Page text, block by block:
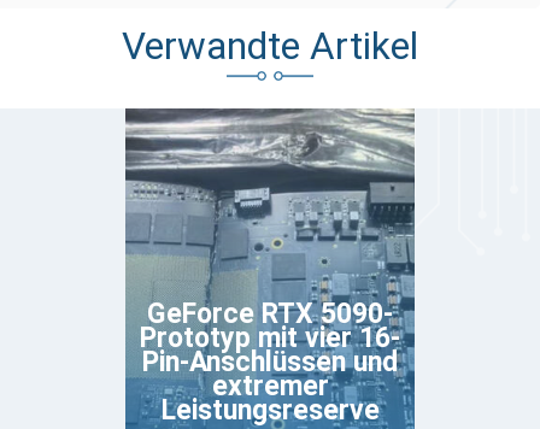
Verwandte Artikel
GeForce RTX 5090-
Prototyp mit vier 16-
Pin-Anschlüssen und
extremer
Leistungsreserve